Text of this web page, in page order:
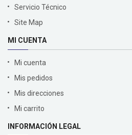
Servicio Técnico
Site Map
MI CUENTA
Mi cuenta
Mis pedidos
Mis direcciones
Mi carrito
INFORMACIÓN LEGAL